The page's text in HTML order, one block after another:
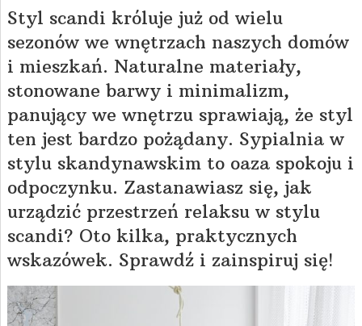
Styl scandi króluje już od wielu
sezonów we wnętrzach naszych domów
i mieszkań. Naturalne materiały,
stonowane barwy i minimalizm,
panujący we wnętrzu sprawiają, że styl
ten jest bardzo pożądany. Sypialnia w
stylu skandynawskim to oaza spokoju i
odpoczynku. Zastanawiasz się, jak
urządzić przestrzeń relaksu w stylu
scandi? Oto kilka, praktycznych
wskazówek. Sprawdź i zainspiruj się!